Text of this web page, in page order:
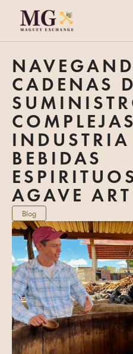
CADENAS
INDUSTRIA
BEBIDAS
AGAVE
Blog